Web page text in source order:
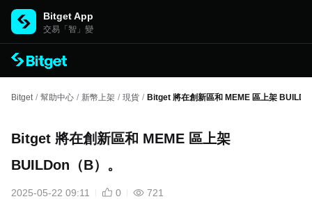
Bitget App
交易「智」變
Bitget / 幫助中心 / 新幣上架 / 現貨 / Bitget 將在創新區和 MEME 區上架
Bitget 將在創新區和 MEME 區上架
BUILDon（B）。
2025-05-22 09:11 0 721